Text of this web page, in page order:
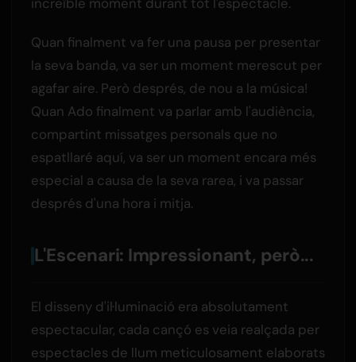
Quan finalment va fer una pausa per presentar
la seva banda, va ser un moment merescut per
agafar aire. Però després, de nou a la música!
Quan Ado finalment va parlar amb l'audiència,
compartint missatges personals que no
espatllaré aquí, va ser un moment encara més
especial a causa de la seva rarea, i va passar
després d'una hora i mitja.
L'Escenari: Impressionant, però...
El disseny d'il·luminació era absolutament
espectacular, cada cançó es veia realçada per
espectacles de llum meticulosament elaborats